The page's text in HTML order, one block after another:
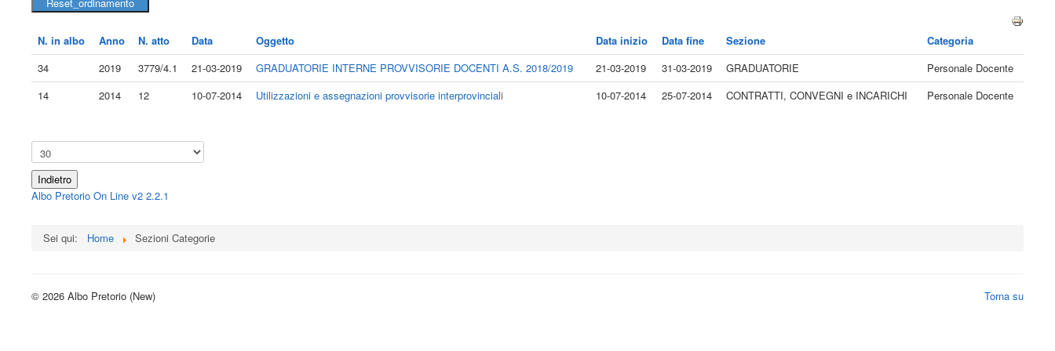
N. in albo Anno N. atto Data Oggetto Data inizio Data fine Sezione
Categoria
34
2019 3779/4.1 21-03-2019 GRADUATORIE INTERNE PROVVISORIE DOCENTI A.S. 2018/2019 21-03-2019 31-03-2019 GRADUATORIE
Personale Docente
14
2014 12 10-07-2014 Utilizzazioni e assegnazioni provvisorie interprovinciali 10-07-2014 25-07-2014 CONTRATTI, CONVEGNI e INCARICHI Personale Docente
Indietro
Albo Pretorio On Line v2 2.2.1
Sei qui: Home Sezioni Categorie
Torna su
© 2026 Albo Pretorio (New)